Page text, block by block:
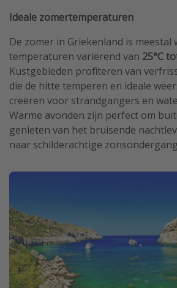
Ideale zomertemperaturen
De zomer in Griekenland is meestal
temperaturen variërend van 25°C
Kustgebieden profiteren van
die de hitte temperen en ideale
creëren voor strandgangers en
Warme avonden zijn perfect om
genieten van het bruisende
naar schilderachtige